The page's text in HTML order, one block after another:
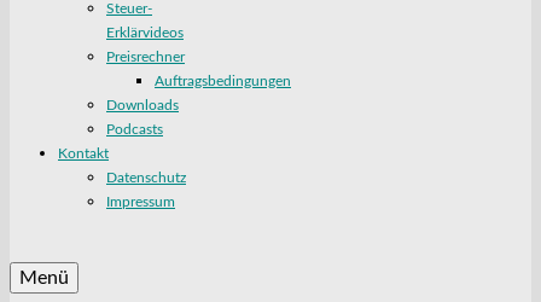
Steuer-
Erklärvideos
Preisrechner
Auftragsbedingungen
Downloads
Podcasts
Kontakt
Datenschutz
Impressum
Menü